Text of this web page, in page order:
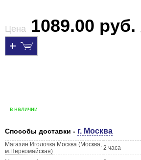
Цена 1089.00
в наличии
Способы доставки - г. Москва
Магазин Иголочка Москва (Москва,
м.Первомайская)
2 часа